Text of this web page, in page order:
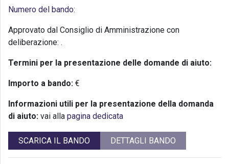
Numero del bando:
Approvato dal Consiglio di Amministrazione con
deliberazione: .
Termini per la presentazione delle domande di aiuto:
Importo a bando: €
Informazioni utili per la presentazione della domanda
di aiuto: vai alla pagina dedicata
SCARICA IL BANDO DETTAGLI BANDO